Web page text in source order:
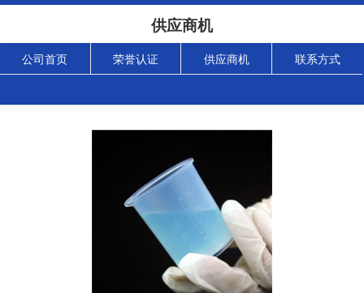
供应商机
公司首页 荣誉认证 供应商机 联系方式